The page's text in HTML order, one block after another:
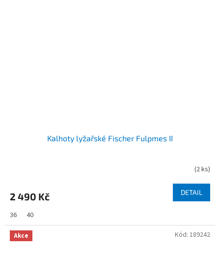
Kalhoty lyžařské Fischer Fulpmes II
(2 ks)
2 490 Kč DETAIL
36 40
Akce Kód: 189242